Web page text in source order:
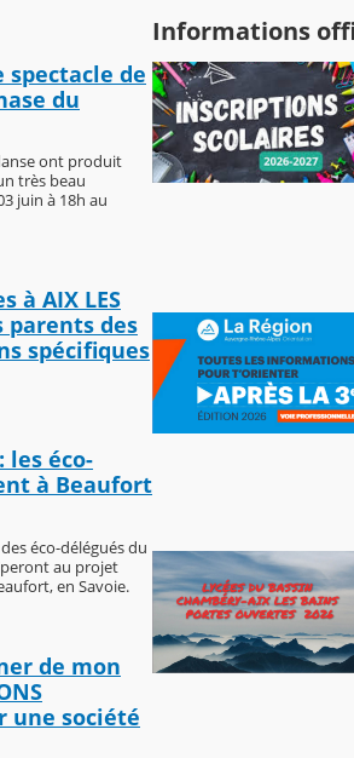
spectacle de
du
ont produit
très beau
juin à 18h au
à AIX LES
parents des
spécifiques
les éco-
à Beaufort
éco-délégués du
au projet
en Savoie.
de mon
une société
Informations